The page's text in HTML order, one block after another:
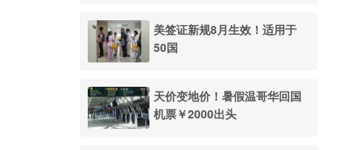
美签证新规8月生效！适用于
50国
天价变地价！暑假温哥华回国
机票￥2000出头